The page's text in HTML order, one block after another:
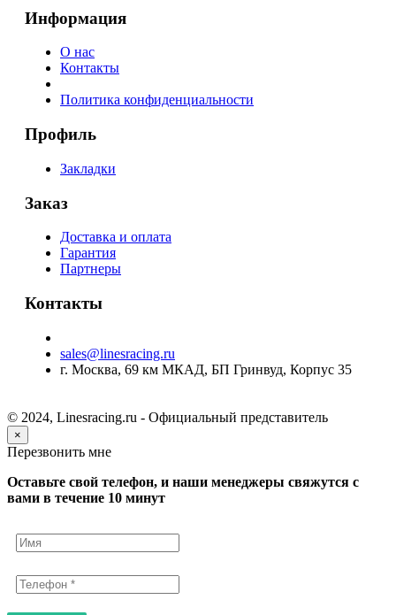
Информация
О нас
Контакты
Политика конфиденциальности
Профиль
Закладки
Заказ
Доставка и оплата
Гарантия
Партнеры
Контакты
sales@linesracing.ru
г. Москва, 69 км МКАД, БП Гринвуд, Корпус 35
© 2024, Linesracing.ru - Официальный представитель
×
Перезвонить мне
Оставьте свой телефон, и наши менеджеры свяжутся с
вами в течение 10 минут